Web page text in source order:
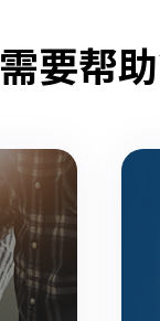
需要帮助